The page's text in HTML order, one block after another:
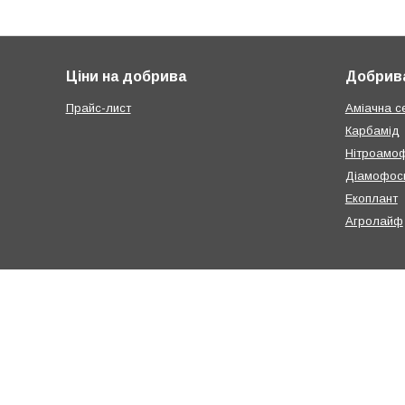
Ціни на добрива
Прайс-лист
Аміачна
Карбамід
Екоплант
Агролайф